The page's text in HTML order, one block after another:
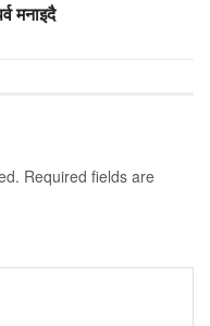
मनाइदै
Required fields are